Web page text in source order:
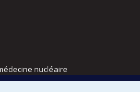
nucléaire